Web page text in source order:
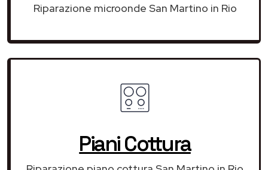
Riparazione microonde San Martino in Rio
Piani Cottura